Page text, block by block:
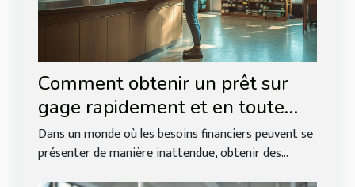
Comment obtenir un prêt sur
gage rapidement et en toute
sécurité
Dans un monde où les besoins financiers peuvent se
présenter de manière inattendue, obtenir des...